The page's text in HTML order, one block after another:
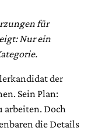
für
Nur ein
der
Sein Plan:
arbeiten. Doch
die Details